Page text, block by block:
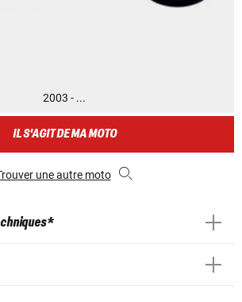
2003 - ...
IL S'AGIT DE MA MOTO
une autre moto
*